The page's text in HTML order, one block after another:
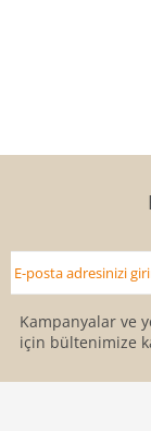
Kampanyalar ve
için bültenimize